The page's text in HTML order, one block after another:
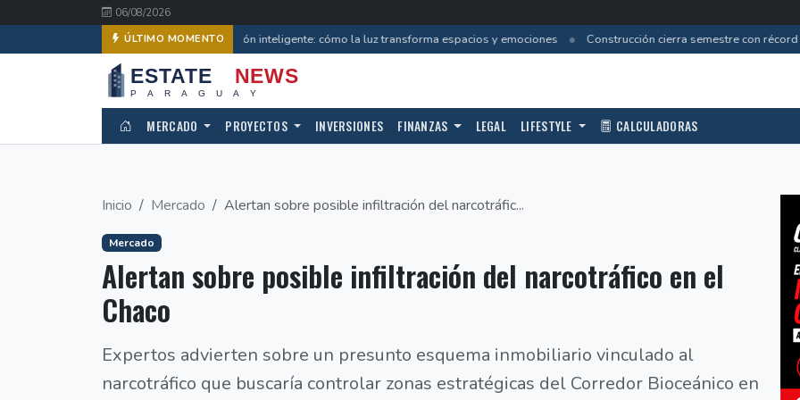
06/08/2026
ÚLTIMO MOMENTOIluminación inteligente: cómo la luz transforma espacios y emociones • Construcción cierra semestre con récord
MERCADO PROYECTOS INVERSIONES FINANZAS LEGAL LIFESTYLE CALCULADORAS
Inicio Mercado Alertan sobre posible infiltración del narcotráfic...
Mercado
Alertan sobre posible infiltración del narcotráfico en el
Chaco
Expertos advierten sobre un presunto esquema inmobiliario vinculado al
narcotráfico que buscaría controlar zonas estratégicas del Corredor Bioceánico en